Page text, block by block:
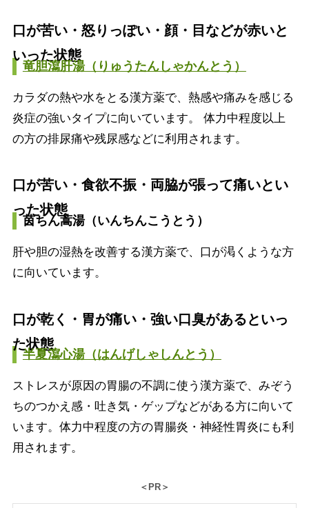
口が苦い・怒りっぽい・顔・目などが赤いと
いった状態
竜胆瀉肝湯（りゅうたんしゃかんとう）
カラダの熱や水をとる漢方薬で、熱感や痛みを感じる
炎症の強いタイプに向いています。 体力中程度以上
の方の排尿痛や残尿感などに利用されます。
口が苦い・食欲不振・両脇が張って痛いとい
った状態
茵ちん蒿湯（いんちんこうとう）
肝や胆の湿熱を改善する漢方薬で、口が渇くような方
に向いています。
口が乾く・胃が痛い・強い口臭があるといっ
た状態
半夏瀉心湯（はんげしゃしんとう）
ストレスが原因の胃腸の不調に使う漢方薬で、みぞう
ちのつかえ感・吐き気・ゲップなどがある方に向いて
います。体力中程度の方の胃腸炎・神経性胃炎にも利
用されます。
＜PR＞